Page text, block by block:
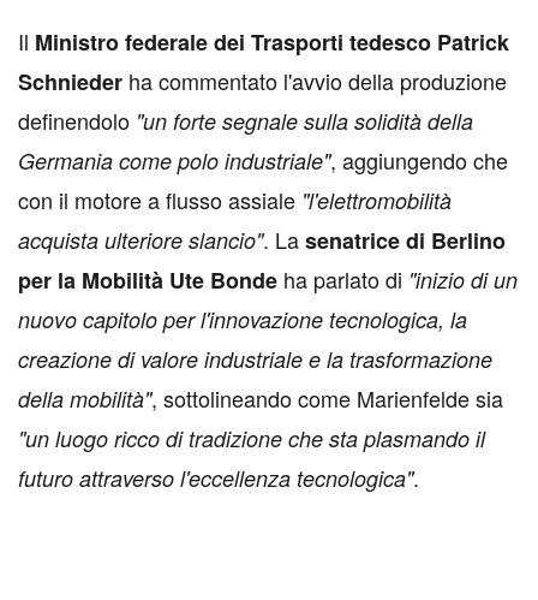
Il Ministro federale dei Trasporti tedesco Patrick
Schnieder ha commentato l'avvio della produzione
definendolo "un forte segnale sulla solidità della
Germania come polo industriale", aggiungendo che
con il motore a flusso assiale "l'elettromobilità
acquista ulteriore slancio". Lasenatrice di Berlino
per la Mobilità Ute Bonde ha parlato di "inizio di un
nuovo capitolo per l'innovazione tecnologica, la
creazione di valore industriale e la trasformazione
della mobilità", sottolineando come Marienfelde sia
"un luogo ricco di tradizione che sta plasmando il
futuro attraverso l'eccellenza tecnologica".